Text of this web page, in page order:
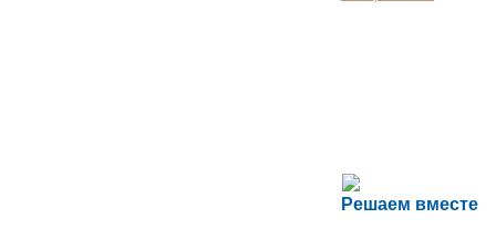
Решаем вместе
Сложности с
Сообщите об этом